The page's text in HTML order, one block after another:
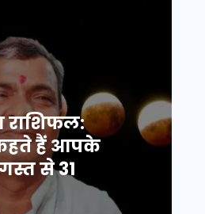
राशिफल:
हैं आपके
से 31